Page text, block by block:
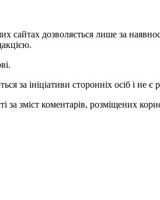
сайтах дозволяється лише за
за ініціативи сторонніх осіб і не є
зміст коментарів, розміщених